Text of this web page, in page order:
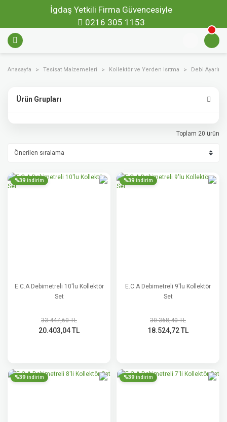
İgdaş Yetkili Firma Güvencesiyle
0216 305 1153
Anasayfa Tesisat Malzemeleri Kollektör ve Yerden Isıtma Debi Ayarlı
Ürün Grupları
Toplam 20 ürün
%39 indirim
E.C.A Debimetreli 10'lu Kollektör
Set
33.447,60 TL
20.403,04 TL
%39 indirim
E.C.A Debimetreli 9'lu Kollektör
Set
30.368,40 TL
18.524,72 TL
%39 indirim %39 indirim